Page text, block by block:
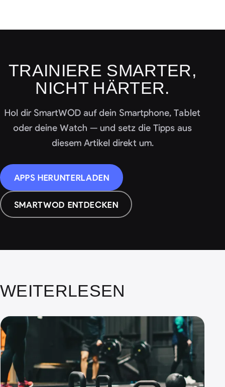
TRAINIERE SMARTER,
NICHT HÄRTER.
Hol dir SmartWOD auf dein Smartphone, Tablet
oder deine Watch — und setz die Tipps aus
diesem Artikel direkt um.
APPS HERUNTERLADEN
SMARTWOD ENTDECKEN
WEITERLESEN